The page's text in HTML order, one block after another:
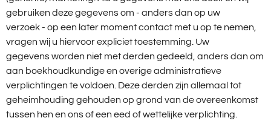
gebruiken deze gegevens om - anders dan op uw
verzoek - op een later moment contact met u op te nemen,
vragen wij u hiervoor expliciet toestemming. Uw
gegevens worden niet met derden gedeeld, anders dan om
aan boekhoudkundige en overige administratieve
verplichtingen te voldoen. Deze derden zijn allemaal tot
geheimhouding gehouden op grond van de overeenkomst
tussen hen en ons of een eed of wettelijke verplichting.